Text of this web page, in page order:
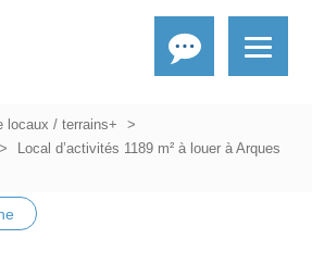
locaux / terrains+
Local d’activités 1189 m² à louer à Arques